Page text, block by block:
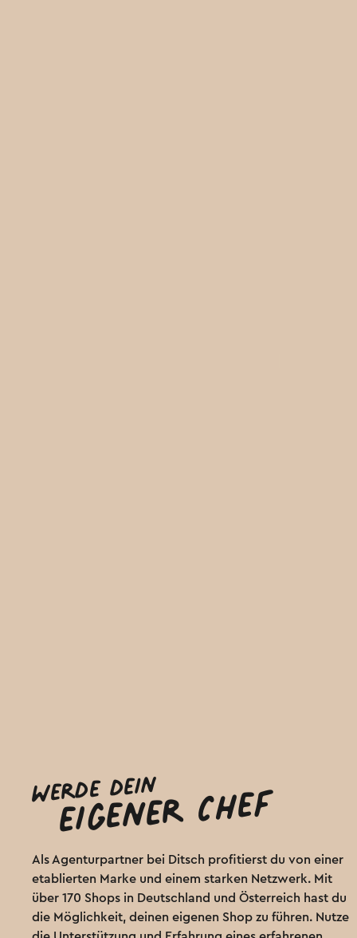
Werde dein
eigener Chef
Als Agenturpartner bei Ditsch profitierst du von einer
etablierten Marke und einem starken Netzwerk. Mit
über 170 Shops in Deutschland und Österreich hast du
die Möglichkeit, deinen eigenen Shop zu führen. Nutze